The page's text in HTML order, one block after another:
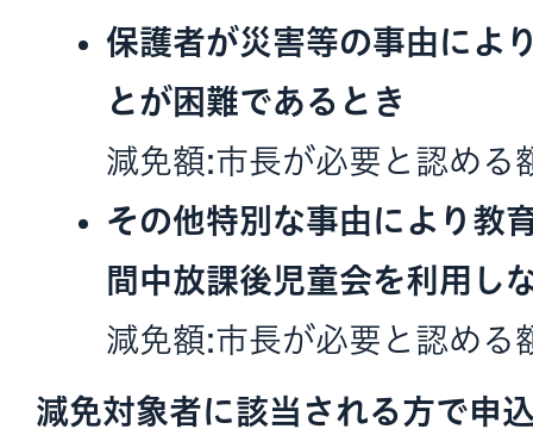
保護者が災害等の事由によ
とが困難であるとき
減免額:市長が必要と認める
その他特別な事由により教
間中放課後児童会を利用し
減免額:市長が必要と認める
減免対象者に該当される方で申